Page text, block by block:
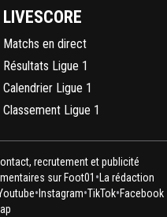
LIVESCORE
Matchs en direct
Résultats Ligue 1
Calendrier Ligue 1
Classement Ligue 1
recrutement et publicité
sur Foot01 •La rédaction
•Instagram•TikTok•Facebook